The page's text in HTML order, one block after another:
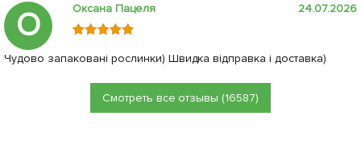
О Оксана Пацеля 24.07.2026
Чудово запаковані рослинки) Швидка відправка і доставка)
Смотреть все отзывы (16587)